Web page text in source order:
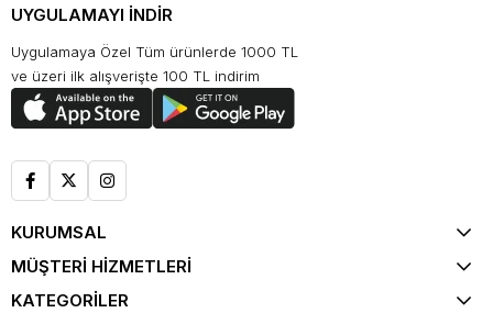
UYGULAMAYI İNDİR
Uygulamaya Özel Tüm ürünlerde 1000 TL
ve üzeri ilk alışverişte 100 TL indirim
KURUMSAL
MÜŞTERİ HİZMETLERİ
KATEGORİLER